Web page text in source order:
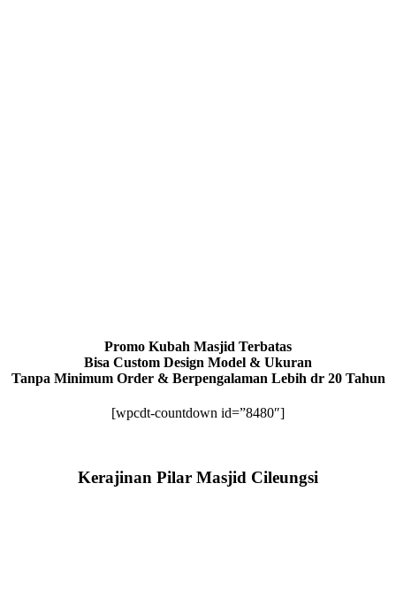
Promo Kubah Masjid Terbatas
Bisa Custom Design Model & Ukuran
Tanpa Minimum Order & Berpengalaman Lebih dr 20 Tahun
[wpcdt-countdown id=”8480″]
Kerajinan Pilar Masjid Cileungsi